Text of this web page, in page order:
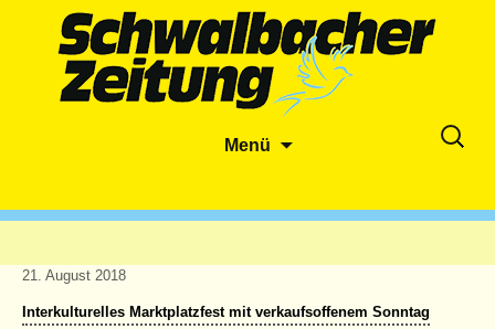
Menü
Suche
21. August 2018
Interkulturelles Marktplatzfest mit verkaufsoffenem Sonntag